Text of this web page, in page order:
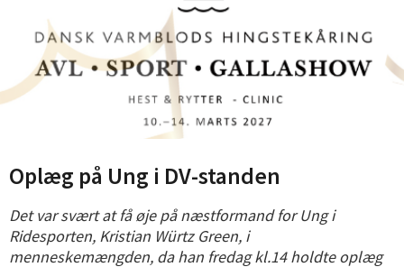
Oplæg på Ung i DV-standen
Det var svært at få øje på næstformand for Ung i
Ridesporten, Kristian Würtz Green, i
menneskemængden, da han fredag kl.14 holdte oplæg